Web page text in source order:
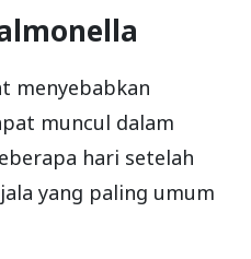
menyebabkan
muncul dalam
hari setelah
yang paling umum